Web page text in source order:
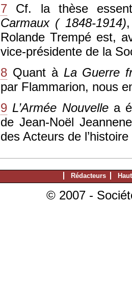
7 Cf. la thèse
Carmaux ( 1848-1914)
Rolande Trempé est,
vice-présidente de la
8 Quant à La Guerre
par Flammarion, nous
9 L’Armée Nouvellea
de Jean-Noël
des Acteurs de
Rédacteurs
© 2007 -